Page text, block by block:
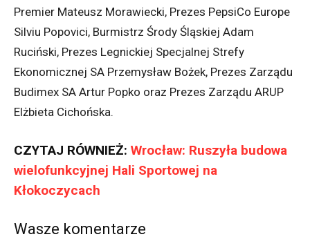
Premier Mateusz Morawiecki, Prezes PepsiCo Europe
Silviu Popovici, Burmistrz Środy Śląskiej Adam
Ruciński, Prezes Legnickiej Specjalnej Strefy
Ekonomicznej SA Przemysław Bożek, Prezes Zarządu
Budimex SA Artur Popko oraz Prezes Zarządu ARUP
Elżbieta Cichońska.
CZYTAJ RÓWNIEŻ: Wrocław: Ruszyła budowa
wielofunkcyjnej Hali Sportowej na
Kłokoczycach
Wasze komentarze